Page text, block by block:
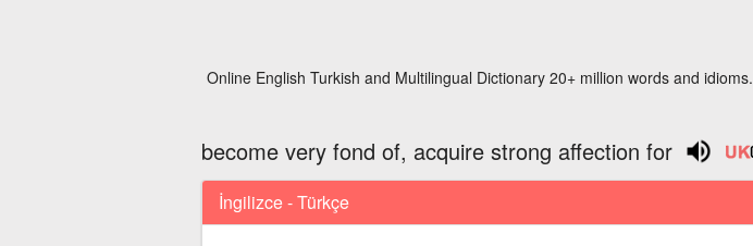
Online English Turkish and Multilingual Dictionary 20+ million words and idioms.
become very fond of, acquire strong affection for
İngilizce - Türkçe